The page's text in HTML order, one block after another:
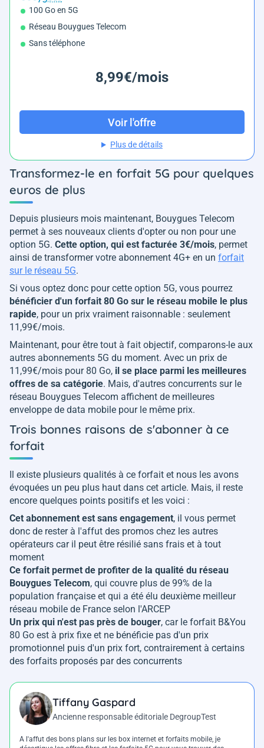
100 Go en 5G
Réseau Bouygues Telecom
Sans téléphone
8,99€/mois
Voir l'offre
Plus de détails
Transformez-le en forfait 5G pour quelques
euros de plus
Depuis plusieurs mois maintenant, Bouygues Telecom
permet à ses nouveaux clients d'opter ou non pour une
option 5G. Cette option, qui est facturée 3€/mois, permet
ainsi de transformer votre abonnement 4G+ en un forfait
sur le réseau 5G.
Si vous optez donc pour cette option 5G, vous pourrez
bénéficier d'un forfait 80 Go sur le réseau mobile le plus
rapide, pour un prix vraiment raisonnable : seulement
11,99€/mois.
Maintenant, pour être tout à fait objectif, comparons-le aux
autres abonnements 5G du moment. Avec un prix de
11,99€/mois pour 80 Go, il se place parmi les meilleures
offres de sa catégorie. Mais, d'autres concurrents sur le
réseau Bouygues Telecom affichent de meilleures
enveloppe de data mobile pour le même prix.
Trois bonnes raisons de s'abonner à ce
forfait
Il existe plusieurs qualités à ce forfait et nous les avons
évoquées un peu plus haut dans cet article. Mais, il reste
encore quelques points positifs et les voici :
Cet abonnement est sans engagement, il vous permet
donc de rester à l'affut des promos chez les autres
opérateurs car il peut être résilié sans frais et à tout
moment
Ce forfait permet de profiter de la qualité du réseau
Bouygues Telecom, qui couvre plus de 99% de la
population française et qui a été élu deuxième meilleur
réseau mobile de France selon l'ARCEP
Un prix qui n'est pas près de bouger, car le forfait B&You
80 Go est à prix fixe et ne bénéficie pas d'un prix
promotionnel puis d'un prix fort, contrairement à certains
des forfaits proposés par des concurrents
Tiffany Gaspard
Ancienne responsable éditoriale DegroupTest
A l'affut des bons plans sur les box internet et forfaits mobile, je